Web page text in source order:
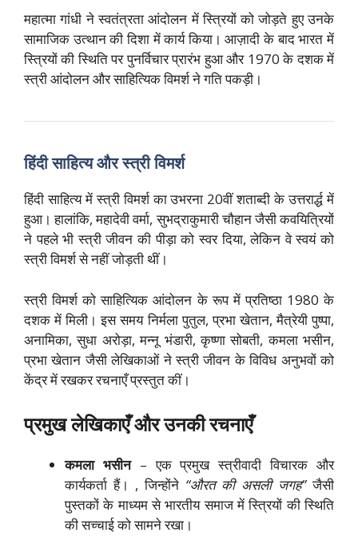
महात्मा गांधी ने स्वतंत्रता आंदोलन में स्त्रियों को जोड़ते हुए उनके
सामाजिक उत्थान की दिशा में कार्य किया। आज़ादी के बाद भारत में
स्त्रियों की स्थिति पर पुनर्विचार प्रारंभ हुआ और 1970 के दशक में
स्त्री आंदोलन और साहित्यिक विमर्श ने गति पकड़ी।
हिंदी साहित्य और स्त्री विमर्श
हिंदी साहित्य में स्त्री विमर्श का उभरना 20वीं शताब्दी के उत्तरार्द्ध में
हुआ। हालांकि, महादेवी वर्मा, सुभद्राकुमारी चौहान जैसी कवयित्रियों
ने पहले भी स्त्री जीवन की पीड़ा को स्वर दिया, लेकिन वे स्वयं को
स्त्री विमर्श से नहीं जोड़ती थीं।
स्त्री विमर्श को साहित्यिक आंदोलन के रूप में प्रतिष्ठा 1980 के
दशक में मिली। इस समय निर्मला पुतुल, प्रभा खेतान, मैत्रेयी पुष्पा,
अनामिका, सुधा अरोड़ा, मन्नू भंडारी, कृष्णा सोबती, कमला भसीन,
प्रभा खेतान जैसी लेखिकाओं ने स्त्री जीवन के विविध अनुभवों को
केंद्र में रखकर रचनाएँ प्रस्तुत कीं।
प्रमुख लेखिकाएँ और उनकी रचनाएँ
कमला भसीन– एक प्रमुख स्त्रीवादी विचारक और
कार्यकर्ता हैं। , जिन्होंने “औरत की असली जगह”जैसी
पुस्तकों के माध्यम से भारतीय समाज में स्त्रियों की स्थिति
की सच्चाई को सामने रखा।